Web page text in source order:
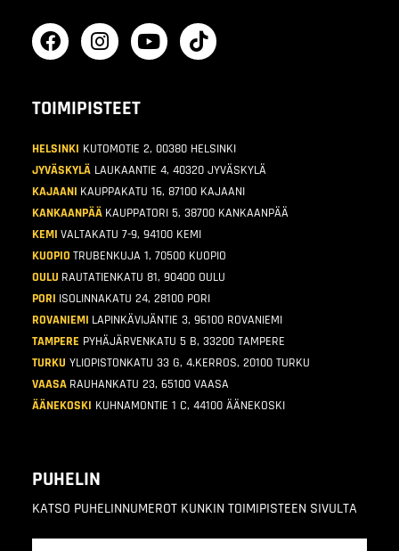
TOIMIPISTEET
HELSINKI KUTOMOTIE 2, 00380 HELSINKI
JYVÄSKYLÄLAUKAANTIE 4, 40320 JYVÄSKYLÄ
KAJAANI KAUPPAKATU 16, 87100 KAJAANI
KANKAANPÄÄ KAUPPATORI 5, 38700 KANKAANPÄÄ
KEMI VALTAKATU 7-9, 94100 KEMI
KUOPIO TRUBENKUJA 1, 70500 KUOPIO
OULU RAUTATIENKATU 81, 90400 OULU
PORI ISOLINNAKATU 24, 28100 PORI
ROVANIEMI LAPINKÄVIJÄNTIE 3, 96100 ROVANIEMI
TAMPERE PYHÄJÄRVENKATU 5 B, 33200 TAMPERE
TURKU YLIOPISTONKATU 33 G, 4.KERROS, 20100 TURKU
VAASA RAUHANKATU 23, 65100 VAASA
ÄÄNEKOSKI KUHNAMONTIE 1 C, 44100 ÄÄNEKOSKI
PUHELIN
KATSO PUHELINNUMEROT KUNKIN TOIMIPISTEEN SIVULTA